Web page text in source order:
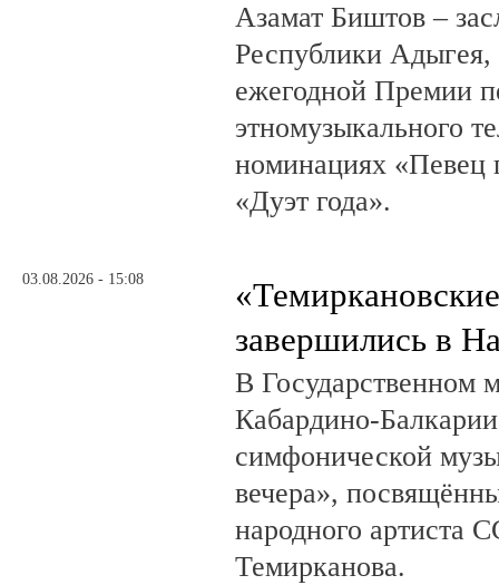
Азамат Биштов –
Республики
ежегодной Премии
этномузыкального
номинациях «Певец
«Дуэт года».
03.08.2026 - 15:08
завершились в
В Государственном
Кабардино-
симфонической
вечера»,
народного артиста
Темирканова.